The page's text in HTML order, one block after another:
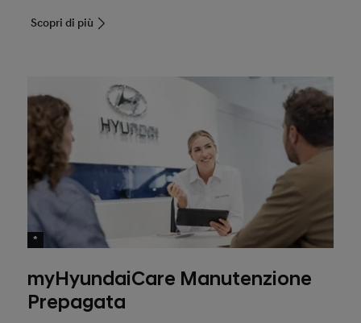
Scopri di più
*
myHyundaiCare Manutenzione
Prepagata